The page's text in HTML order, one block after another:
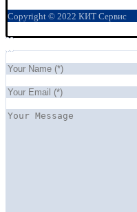
Copyright © 2022 КИТ Сервис